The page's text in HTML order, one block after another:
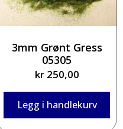
3mm Grønt Gress
05305
kr250,00
Legg i handlekurv